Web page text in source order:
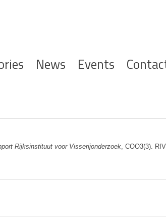
News Events
Rijksinstituut voor Visserijonderzoek, COO3(3).